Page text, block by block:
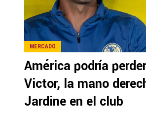
MERCADO
América podría
Victor, la mano
Jardine en el club